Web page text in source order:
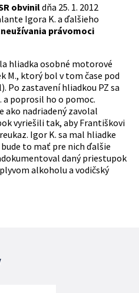
obvinildňa 25. 1. 2012
Igora K. a ďalšieho
právomoci
hliadka osobné motorové
M., ktorý bol v tom čase pod
Po zastavení hliadkou PZ sa
poprosil ho o pomoc.
ako nadriadený zavolal
vyriešili tak, aby Františkovi
Igor K. sa mal hliadke
to mať pre nich ďalšie
daný priestupok
alkoholu a vodičský